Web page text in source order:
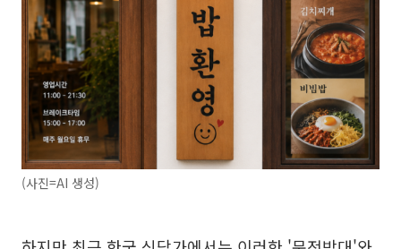
(사진=AI 생성)